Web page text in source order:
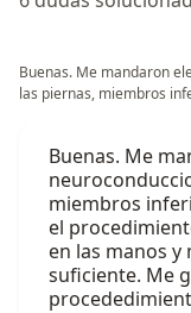
Buenas. Me mandaron
las piernas, miembros
Buenas. Me
miembros
el
en las manos y
suficiente. Me